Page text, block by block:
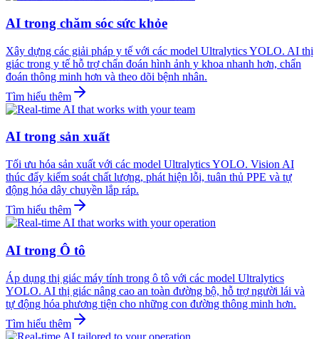
AI trong chăm sóc sức khỏe
Xây dựng các giải pháp y tế với các model Ultralytics YOLO. AI thị
giác trong y tế hỗ trợ chẩn đoán hình ảnh y khoa nhanh hơn, chẩn
đoán thông minh hơn và theo dõi bệnh nhân.
Tìm hiểu thêm
AI trong sản xuất
Tối ưu hóa sản xuất với các model Ultralytics YOLO. Vision AI
thúc đẩy kiểm soát chất lượng, phát hiện lỗi, tuân thủ PPE và tự
động hóa dây chuyền lắp ráp.
Tìm hiểu thêm
AI trong Ô tô
Áp dụng thị giác máy tính trong ô tô với các model Ultralytics
YOLO. AI thị giác nâng cao an toàn đường bộ, hỗ trợ người lái và
tự động hóa phương tiện cho những con đường thông minh hơn.
Tìm hiểu thêm